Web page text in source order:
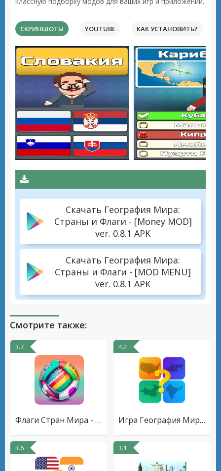
СКРИНШОТЫ YOUTUBE КАК УСТАНОВИТЬ?
Скачать География Мира:
Страны и Флаги - [Money MOD]
ver. 0.8.1 APK
Скачать География Мира:
Страны и Флаги - [MOD MENU]
ver. 0.8.1 APK
Смотрите также:
3.7
Флаги Стран Мира - География
4.2
Игра География Мира Викторина
3.6 3.1